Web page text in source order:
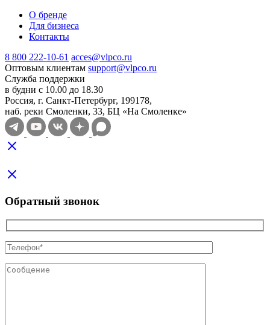
О бренде
Для бизнеса
Контакты
8 800 222-10-61 acces@vlpco.ru
Оптовым клиентам support@vlpco.ru
Служба поддержки
в будни с 10.00 до 18.30
Россия, г. Санкт-Петербург, 199178,
наб. реки Смоленки, 33, БЦ «На Смоленке»
Обратный звонок